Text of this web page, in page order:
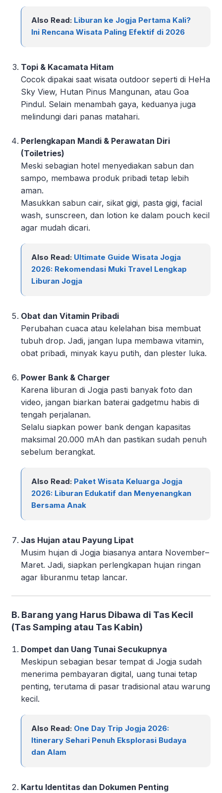
Also Read: Liburan ke Jogja Pertama Kali?
Ini Rencana Wisata Paling Efektif di 2026
Topi & Kacamata Hitam
Cocok dipakai saat wisata outdoor seperti di HeHa
Sky View, Hutan Pinus Mangunan, atau Goa
Pindul. Selain menambah gaya, keduanya juga
melindungi dari panas matahari.
Perlengkapan Mandi & Perawatan Diri
(Toiletries)
Meski sebagian hotel menyediakan sabun dan
sampo, membawa produk pribadi tetap lebih
aman.
Masukkan sabun cair, sikat gigi, pasta gigi, facial
wash, sunscreen, dan lotion ke dalam pouch kecil
agar mudah dicari.
Also Read: Ultimate Guide Wisata Jogja
2026: Rekomendasi Muki Travel Lengkap
Liburan Jogja
Obat dan Vitamin Pribadi
Perubahan cuaca atau kelelahan bisa membuat
tubuh drop. Jadi, jangan lupa membawa vitamin,
obat pribadi, minyak kayu putih, dan plester luka.
Power Bank & Charger
Karena liburan di Jogja pasti banyak foto dan
video, jangan biarkan baterai gadgetmu habis di
tengah perjalanan.
Selalu siapkan power bank dengan kapasitas
maksimal 20.000 mAh dan pastikan sudah penuh
sebelum berangkat.
Also Read: Paket Wisata Keluarga Jogja
2026: Liburan Edukatif dan Menyenangkan
Bersama Anak
Jas Hujan atau Payung Lipat
Musim hujan di Jogja biasanya antara November–
Maret. Jadi, siapkan perlengkapan hujan ringan
agar liburanmu tetap lancar.
B. Barang yang Harus Dibawa di Tas Kecil
(Tas Samping atau Tas Kabin)
Dompet dan Uang Tunai Secukupnya
Meskipun sebagian besar tempat di Jogja sudah
menerima pembayaran digital, uang tunai tetap
penting, terutama di pasar tradisional atau warung
kecil.
Also Read: One Day Trip Jogja 2026:
Itinerary Sehari Penuh Eksplorasi Budaya
dan Alam
Kartu Identitas dan Dokumen Penting